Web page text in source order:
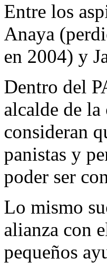
Entre los
Anaya
en 2004) y
Dentro del
alcalde de
consideran
panistas y
poder ser
Lo mismo
alianza con
pequeños